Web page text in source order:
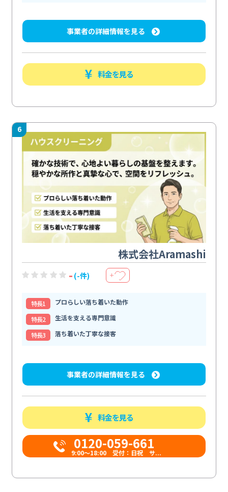
事業者の詳細情報を見る
料金を見る
6
株式会社Aramashi
- (-件) ＋
特⻑1
プロらしい落ち着いた動作
特⻑2
生活を支える専門意識
特⻑3
落ち着いた丁寧な接客
事業者の詳細情報を見る
料金を見る
0120-059-661
9:00〜18:00 受付：日祝 サ...